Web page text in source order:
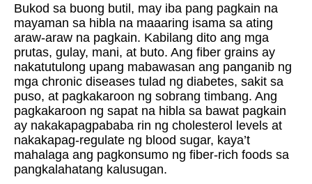
Bukod sa buong butil, may iba pang pagkain na
mayaman sa hibla na maaaring isama sa ating
araw-araw na pagkain. Kabilang dito ang mga
prutas, gulay, mani, at buto. Ang fiber grains ay
nakatutulong upang mabawasan ang panganib ng
mga chronic diseases tulad ng diabetes, sakit sa
puso, at pagkakaroon ng sobrang timbang. Ang
pagkakaroon ng sapat na hibla sa bawat pagkain
ay nakakapagpababa rin ng cholesterol levels at
nakakapag-regulate ng blood sugar, kaya’t
mahalaga ang pagkonsumo ng fiber-rich foods sa
pangkalahatang kalusugan.